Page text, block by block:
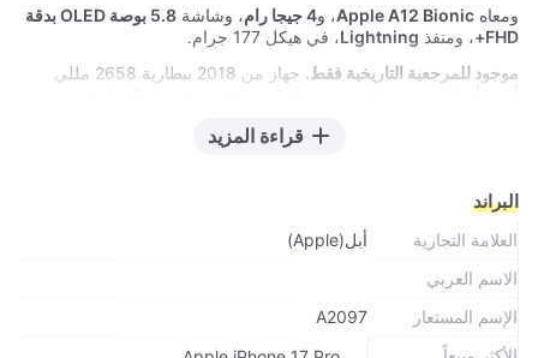
ومعاه Apple A12 Bionic، و4 جيجا رام ، وشاشة
5.8 بوصة OLED بدقة
FHD+
، ومنفذ Lightning، في هيكل 177 جرام.
موجود للمرجعية التاريخية فقط.
جهاز من 2018 ببطارية 2658 مللي
قراءة المزيد
البراند
العلامة التجارية
أبل(Apple)
الاسم العربي
الإسم المستعار
A2097